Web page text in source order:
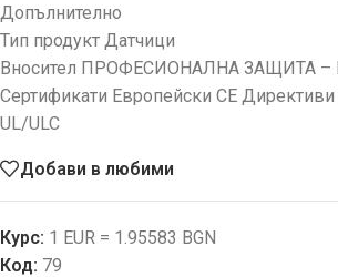
Допълнително
Тип продукт Датчици
Вносител ПРОФЕСИОНАЛНА ЗАЩИТА
Сертификати Европейски CE Директиви
UL/ULC
Добави в любими
Курс: 1 EUR = 1.95583 BGN
Код: 79